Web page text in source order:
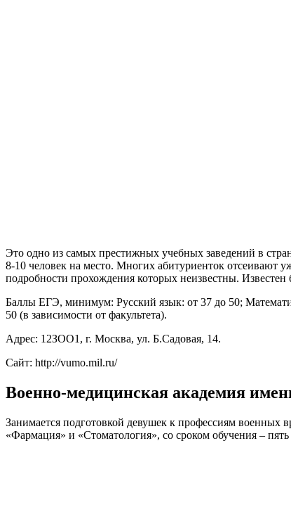
Это одно из самых престижных учебных заведений в
8-10 человек на место. Многих абитуриенток отсеивают
подробности прохождения которых неизвестны. Известен
Баллы ЕГЭ, минимум: Русский язык: от 37 до 50;
50 (в зависимости от факультета).
Адрес: 12ЗОО1, г. Москва, ул. Б.Садовая, 14.
Сайт: http://vumo.mil.ru/
Военно-медицинская академия
Занимается подготовкой девушек к профессиям военных
«Фармация» и «Стоматология», со сроком обучения –